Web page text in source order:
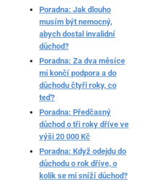
Poradna: Jak dlouho
musím být nemocný,
abych dostal invalidní
důchod?
Poradna: Za dva měsíce
mi končí podpora a do
důchodu čtyři roky, co
teď?
Poradna: Předčasný
důchod o tři roky dříve ve
výši 20 000 Kč
Poradna: Když odejdu do
důchodu o rok dříve, o
kolik se mi sníží důchod?